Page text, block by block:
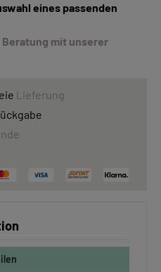
eines passenden
mit unserer
Lieferung